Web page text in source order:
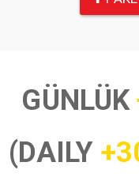
GÜNLÜK
(DAILY